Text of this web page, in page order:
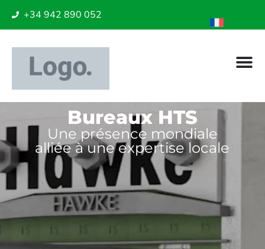
+34 942 890 052
Bureaux HTS
Une présence mondiale
alliée à une expertise locale